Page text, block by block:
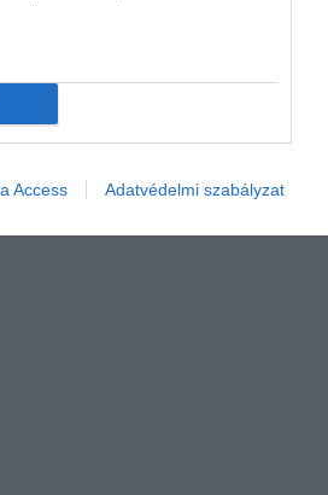
Access Adatvédelmi szabályzat
hullám a magyarországi
korábban sokan számítottak, mégsem